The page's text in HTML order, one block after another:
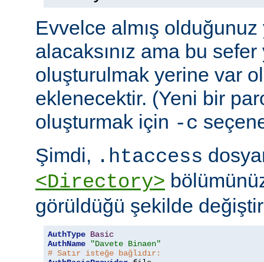
Evvelce almış olduğunuz
alacaksınız ama bu
oluşturulmak yerine var
eklenecektir. (Yeni bir
oluşturmak için -c
Şimdi, .htaccess
<Directory>
görüldüğü şekilde
AuthType Basic
AuthName
"Davete Binaen"
# Satır isteğe bağlıdır: